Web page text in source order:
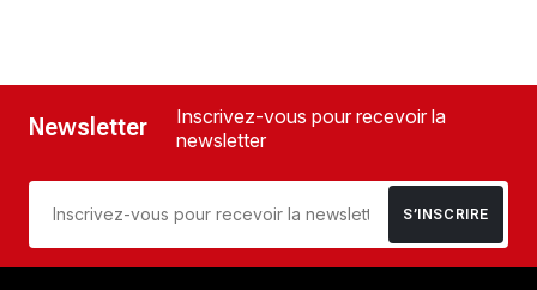
Newsletter
Inscrivez-vous pour recevoir la
newsletter
S’INSCRIRE